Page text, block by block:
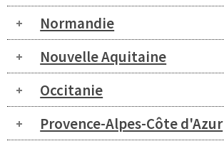
Normandie
Nouvelle Aquitaine
Occitanie
Provence-Alpes-Côte d'Azur